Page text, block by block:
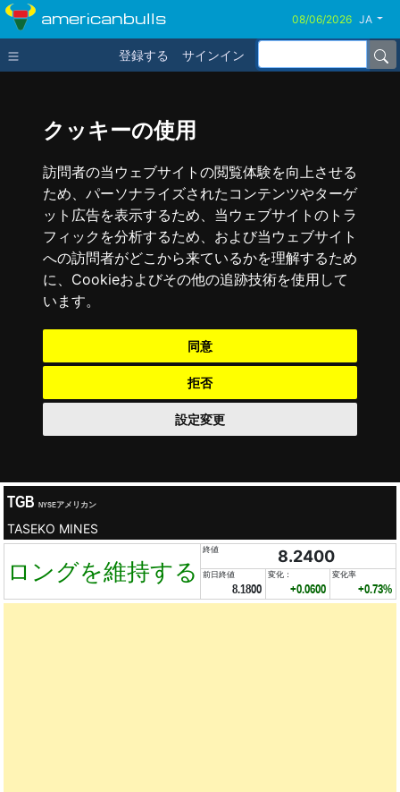
クッキーの使用
訪問者の当ウェブサイトの閲覧体験を向上させる
ため、パーソナライズされたコンテンツやターゲ
ット広告を表示するため、当ウェブサイトのトラ
フィックを分析するため、および当ウェブサイト
への訪問者がどこから来ているかを理解するため
に、Cookieおよびその他の追跡技術を使用して
います。
同意
拒否
設定変更
americanbulls JA
登録する サインイン
TGB NYSEアメリカン
TASEKO MINES
ロングを維持する
終値 8.2400
前日終値
8.1800
変化：
+0.0600
変化率
+0.73%